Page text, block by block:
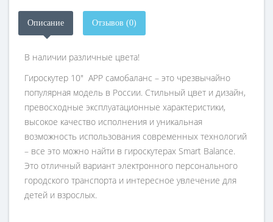
Описание Отзывов (0)
В наличии различные цвета!
Гироскутер 10" APP самобаланс – это чрезвычайно
популярная модель в России. Стильный цвет и дизайн,
превосходные эксплуатационные характеристики,
высокое качество исполнения и уникальная
возможность использования современных технологий
– все это можно найти в гироскутерах Smart Balance.
Это отличный вариант электронного персонального
городского транспорта и интересное увлечение для
детей и взрослых.